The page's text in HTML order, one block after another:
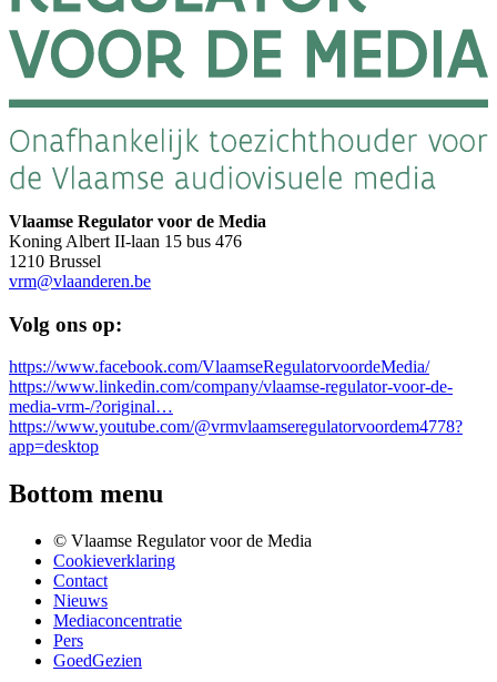
Vlaamse Regulator voor de Media
Koning Albert II-laan 15 bus 476
1210 Brussel
vrm@vlaanderen.be
Volg ons op:
https://www.facebook.com/VlaamseRegulatorvoordeMedia/
https://www.linkedin.com/company/vlaamse-regulator-voor-de-
media-vrm-/?original…
https://www.youtube.com/@vrmvlaamseregulatorvoordem4778?
app=desktop
Bottom menu
© Vlaamse Regulator voor de Media
Cookieverklaring
Contact
Nieuws
Mediaconcentratie
Pers
GoedGezien